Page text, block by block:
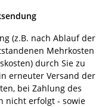
(z.B. nach Ablauf der
Mehrkosten
durch Sie zu
erneuter Versand der
bei Zahlung des
nicht erfolgt - sowie